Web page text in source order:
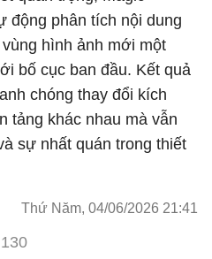
động phân tích nội dung
hình ảnh mới một
bố cục ban đầu. Kết quả
chóng thay đổi kích
tảng khác nhau mà vẫn
sự nhất quán trong thiết
Thứ Năm, 04/06/2026 21:41
130